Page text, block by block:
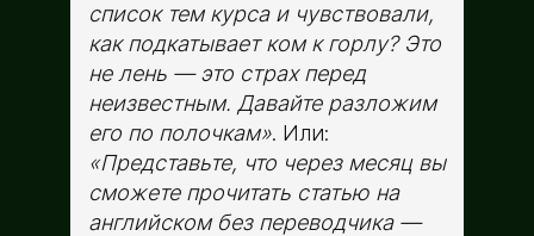
список тем курса и чувствовали,
как подкатывает ком к горлу? Это
не лень — это страх перед
неизвестным. Давайте разложим
его по полочкам». Или:
«Представьте, что через месяц вы
сможете прочитать статью на
английском без переводчика —